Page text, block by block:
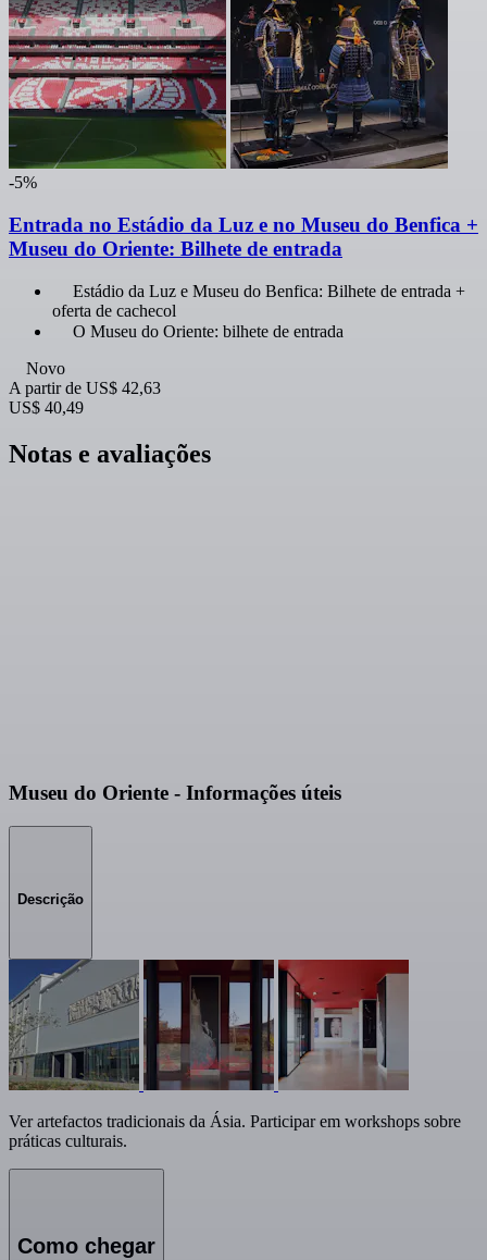
-5%
Entrada no Estádio da Luz e no Museu do Benfica +
Museu do Oriente: Bilhete de entrada
Estádio da Luz e Museu do Benfica: Bilhete de entrada +
oferta de cachecol
O Museu do Oriente: bilhete de entrada
Novo
A partir de US$ 42,63
US$ 40,49
Notas e avaliações
Museu do Oriente - Informações úteis
Descrição
Ver artefactos tradicionais da Ásia. Participar em workshops sobre
práticas culturais.
Como chegar